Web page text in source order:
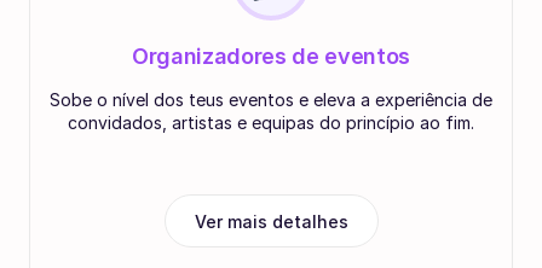
Organizadores de eventos
Sobe o nível dos teus eventos e eleva a experiência de
convidados, artistas e equipas do princípio ao fim.
Ver mais detalhes